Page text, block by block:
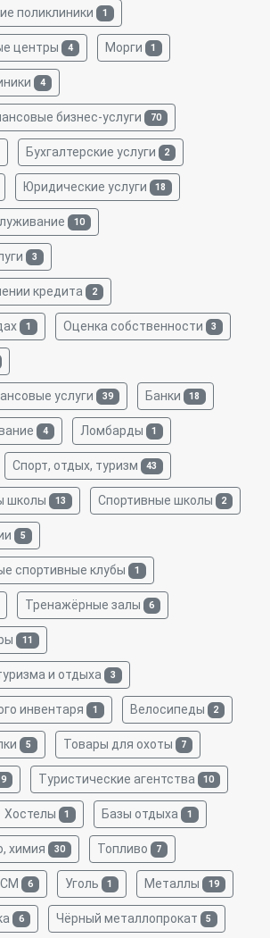
поликлиники 1
центры 4 Морги 1
4
бизнес-услуги 70
Бухгалтерские услуги 2
Юридические услуги 18
10
3
кредита 2
1 Оценка собственности 3
услуги 39 Банки 18
4 Ломбарды 1
Спорт, отдых, туризм 43
школы 13 Спортивные школы 2
5
спортивные клубы 1
Тренажёрные залы 6
11
и отдыха 3
инвентаря 1 Велосипеды 2
5 Товары для охоты 7
Туристические агентства 10
Хостелы 1 Базы отдыха 1
химия 30 Топливо 7
6 Уголь 1 Металлы 19
6 Чёрный металлопрокат 5